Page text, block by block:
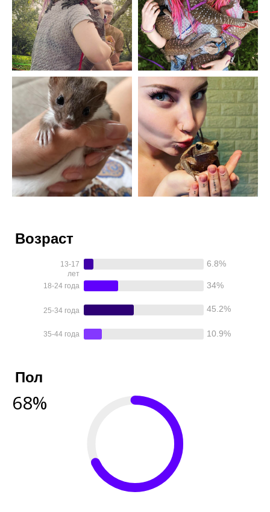
Возраст
13-17
лет
18-24 года
25-34 года
35-44 года
6.8%
34%
45.2%
10.9%
Пол
68%